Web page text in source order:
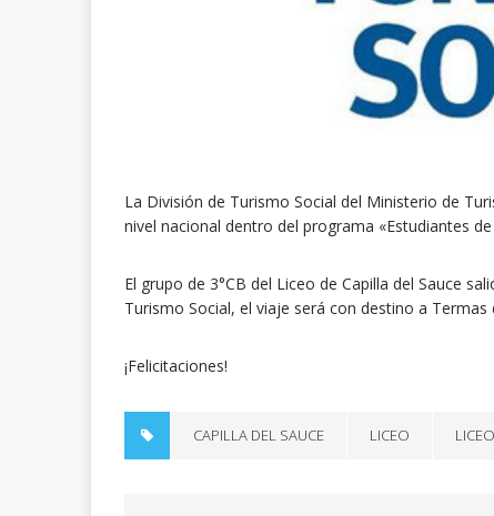
La División de Turismo Social del Ministerio de
nivel nacional dentro del programa «Estudiantes
El grupo de 3°CB del Liceo de Capilla del Sauce
Turismo Social, el viaje será con destino a
¡Felicitaciones!
CAPILLA DEL SAUCE LICEO